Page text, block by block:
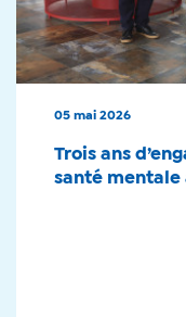
05 mai 2026
Trois ans
santé mentale